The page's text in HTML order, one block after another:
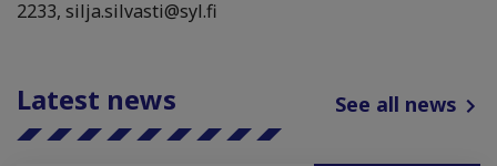
2233, silja.silvasti@syl.fi
Latest news See all news